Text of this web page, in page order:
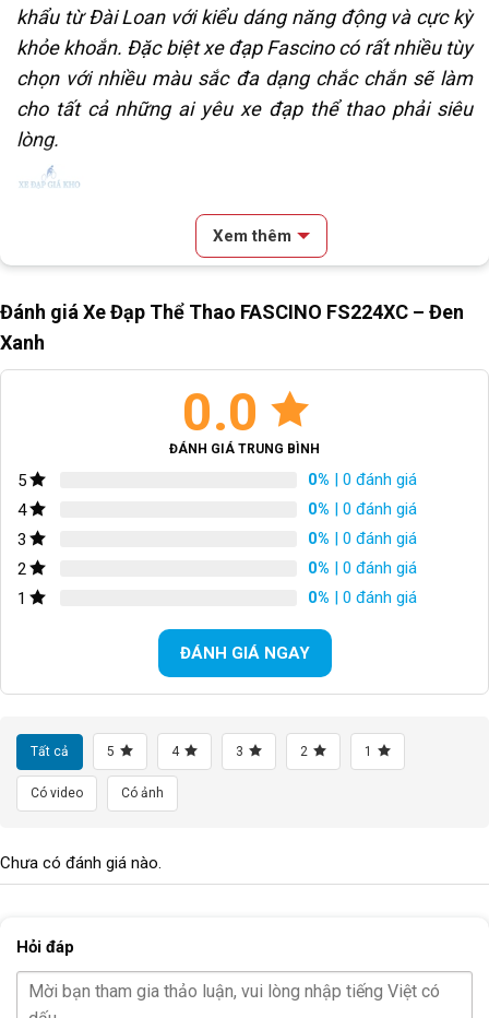
khẩu từ Đài Loan với kiểu dáng năng động và cực kỳ
khỏe khoắn. Đặc biệt xe đạp Fascino có rất nhiều tùy
chọn với nhiều màu sắc đa dạng chắc chắn sẽ làm
cho tất cả những ai yêu xe đạp thể thao phải siêu
lòng.
Xem thêm
Đánh giá Xe Đạp Thể Thao FASCINO FS224XC – Đen
Xanh
0.0
ĐÁNH GIÁ TRUNG BÌNH
5 0% | 0 đánh giá
4
0% | 0 đánh giá
3
0% | 0 đánh giá
2
0% | 0 đánh giá
1
0% | 0 đánh giá
ĐÁNH GIÁ NGAY
Tất cả 5 4 3 2 1
Có video Có ảnh
Chưa có đánh giá nào.
Hỏi đáp